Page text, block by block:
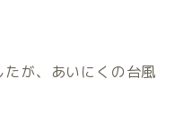
が、あいにくの台風